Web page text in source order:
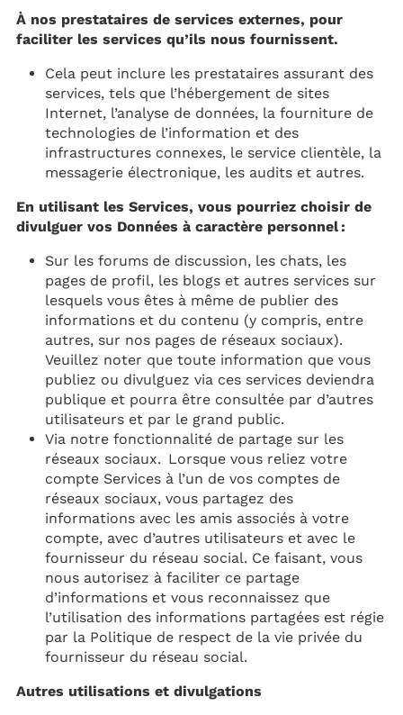
À nos prestataires de services externes, pour
faciliter les services qu’ils nous fournissent.
Cela peut inclure les prestataires assurant des
services, tels que l’hébergement de sites
Internet, l’analyse de données, la fourniture de
technologies de l’information et des
infrastructures connexes, le service clientèle, la
messagerie électronique, les audits et autres.
En utilisant les Services, vous pourriez choisir de
divulguer vos Données à caractère personnel :
Sur les forums de discussion, les chats, les
pages de profil, les blogs et autres services sur
lesquels vous êtes à même de publier des
informations et du contenu (y compris, entre
autres, sur nos pages de réseaux sociaux).
Veuillez noter que toute information que vous
publiez ou divulguez via ces services deviendra
publique et pourra être consultée par d’autres
utilisateurs et par le grand public.
Via notre fonctionnalité de partage sur les
réseaux sociaux. Lorsque vous reliez votre
compte Services à l’un de vos comptes de
réseaux sociaux, vous partagez des
informations avec les amis associés à votre
compte, avec d’autres utilisateurs et avec le
fournisseur du réseau social. Ce faisant, vous
nous autorisez à faciliter ce partage
d’informations et vous reconnaissez que
l’utilisation des informations partagées est régie
par la Politique de respect de la vie privée du
fournisseur du réseau social.
Autres utilisations et divulgations